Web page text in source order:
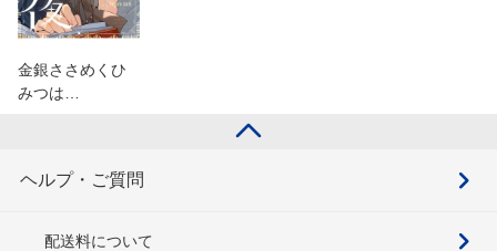
金銀ささめくひ
みつは…
ヘルプ・ご質問
配送料について